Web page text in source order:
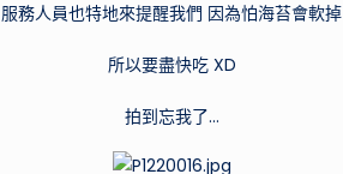
服務人員也特地來提醒我們 因為怕海苔會軟掉
所以要盡快吃 XD
拍到忘我了…